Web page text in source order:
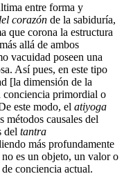
entre forma y
corazón de la sabiduría,
que corona la estructura
allá de ambos
vacuidad poseen una
Así pues, en este tipo
[la dimensión de la
conciencia primordial o
este modo, el atiyoga
métodos causales del
del tantra
más profundamente
es un objeto, un valor o
conciencia actual.